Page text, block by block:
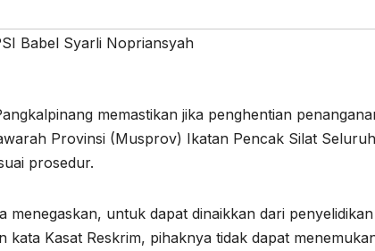
Babel Syarli Nopriansyah
memastikan jika penghentian
Provinsi (Musprov) Ikatan Pencak Silat Seluruh
prosedur.
menegaskan, untuk dapat dinaikkan dari
Kasat Reskrim, pihaknya tidak dapat